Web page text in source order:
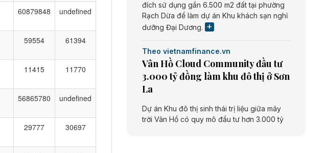
đích sử dụng gần 6.500 m2 đất tại phường
Rạch Dừa để làm dự án Khu khách sạn nghỉ
dưỡng Đại Dương.
Theo vietnamfinance.vn
Vân Hồ Cloud Community đầu tư
3.000 tỷ đồng làm khu đô thị ở Sơn
La
Dự án Khu đô thị sinh thái trị liệu giữa mây
trời Vân Hồ có quy mô đầu tư hơn 3.000 tỷ